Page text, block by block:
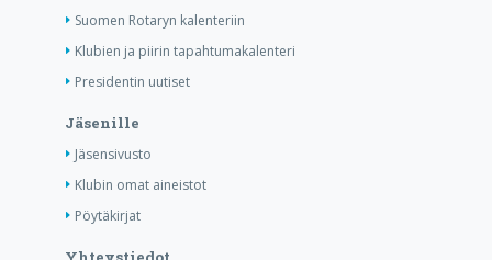
Suomen Rotaryn kalenteriin
Klubien ja piirin tapahtumakalenteri
Presidentin uutiset
Jäsenille
Jäsensivusto
Klubin omat aineistot
Pöytäkirjat